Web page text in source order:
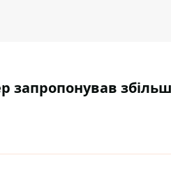
запропонував